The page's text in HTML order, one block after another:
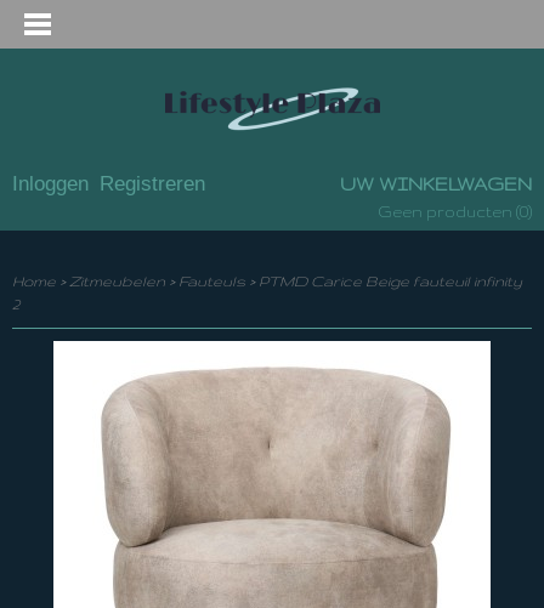
Inloggen Registreren UW WINKELWAGEN
Geen producten (0)
Home > Zitmeubelen > Fauteuls > PTMD Carice Beige fauteuil infinity
2